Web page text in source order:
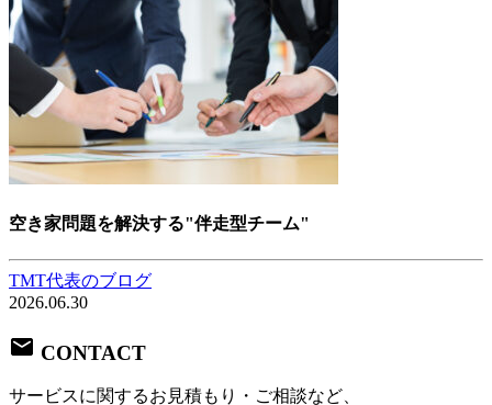
空き家問題を解決する"伴走型チーム"
TMT代表のブログ
2026.06.30
CONTACT
サービスに関するお見積もり・ご相談など、